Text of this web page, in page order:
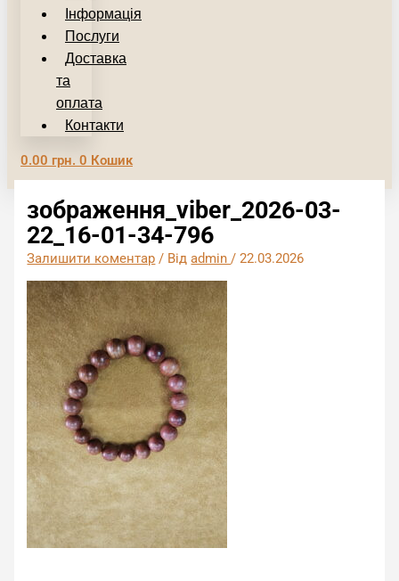
Інформація
Послуги
Доставка
та
оплата
Контакти
0.00 грн. 0 Кошик
зображення_viber_2026-03-
22_16-01-34-796
Залишити коментар / Відadmin/22.03.2026